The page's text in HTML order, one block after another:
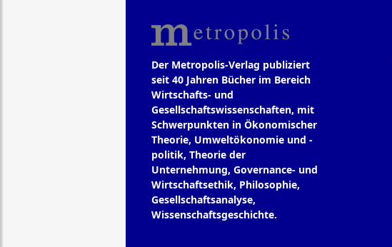
Der Metropolis-Verlag publiziert
seit 40 Jahren Bücher im Bereich
Wirtschafts- und
Gesellschaftswissenschaften, mit
Schwerpunkten in Ökonomischer
Theorie, Umweltökonomie und -
politik, Theorie der
Unternehmung, Governance- und
Wirtschaftsethik, Philosophie,
Gesellschaftsanalyse,
Wissenschaftsgeschichte.